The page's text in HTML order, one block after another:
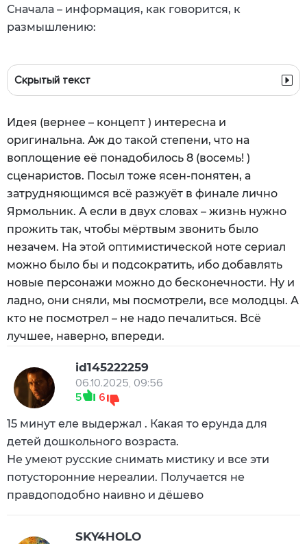
Сначала – информация, как говорится, к
размышлению:
Скрытый текст
Идея (вернее – концепт ) интересна и
оригинальна. Аж до такой степени, что на
воплощение её понадобилось 8 (восемь! )
сценаристов. Посыл тоже ясен-понятен, а
затрудняющимся всё разжуёт в финале лично
Ярмольник. А если в двух словах – жизнь нужно
прожить так, чтобы мёртвым звонить было
незачем. На этой оптимистической ноте сериал
можно было бы и подсократить, ибо добавлять
новые персонажи можно до бесконечности. Ну и
ладно, они сняли, мы посмотрели, все молодцы. А
кто не посмотрел – не надо печалиться. Всё
лучшее, наверно, впереди.
id145222259
06.10.2025, 09:56
5
6
15 минут еле выдержал . Какая то ерунда для
детей дошкольного возраста.
Не умеют русские снимать мистику и все эти
потусторонние нереалии. Получается не
правдоподобно наивно и дёшево
SKY4HOLO